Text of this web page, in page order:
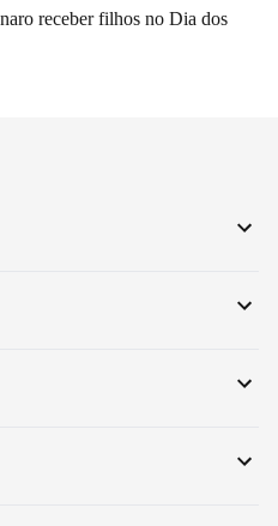
receber filhos no Dia dos